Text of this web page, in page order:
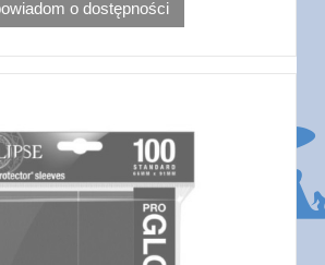
o dostępności